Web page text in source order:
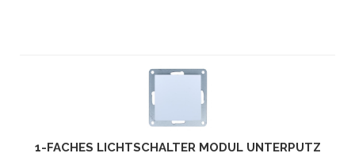
1-FACHES LICHTSCHALTER MODUL UNTERPUTZ